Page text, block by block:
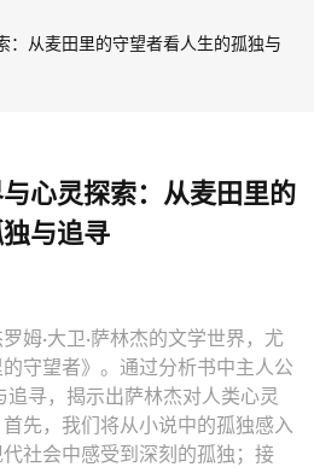
：从麦田里的守望者看人生的孤独与
心灵探索：从麦田里的
与追寻
姆·大卫·萨林杰的文学世界，尤
守望者》。通过分析书中主人公
追寻，揭示出萨林杰对人类心灵
先，我们将从小说中的孤独感入
社会中感受到深刻的孤独；接